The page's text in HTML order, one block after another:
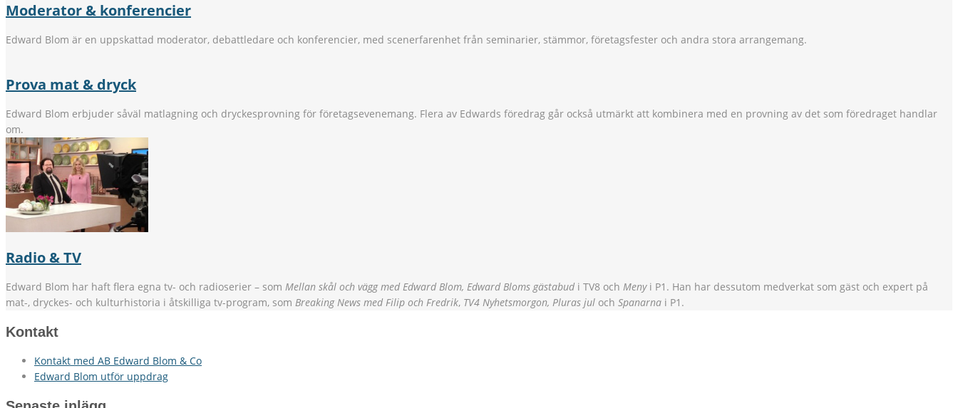
Moderator & konferencier
Edward Blom är en uppskattad moderator, debattledare och konferencier, med scenerfarenhet från seminarier, stämmor, företagsfester och andra stora arrangemang.
Prova mat & dryck
Edward Blom erbjuder såväl matlagning och dryckesprovning för företagsevenemang. Flera av Edwards föredrag går också utmärkt att kombinera med en provning av det som föredraget handlar
om.
Radio & TV
Edward Blom har haft flera egna tv- och radioserier – som Mellan skål och vägg med Edward Blom, Edward Bloms gästabud i TV8 och Menyi P1. Han har dessutom medverkat som gäst och expert på
mat-, dryckes- och kulturhistoria i åtskilliga tv-program, som Breaking News med Filip och Fredrik, TV4 Nyhetsmorgon, Pluras jul och Spanarna i P1.
Kontakt
Kontakt med AB Edward Blom & Co
Edward Blom utför uppdrag